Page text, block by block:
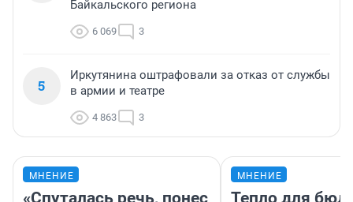
Байкальского региона
6 069 3
5
Иркутянина оштрафовали за отказ от службы
в армии и театре
4 863 3
МНЕНИЕ
«Спуталась речь, понес
МНЕНИЕ
Тепло для